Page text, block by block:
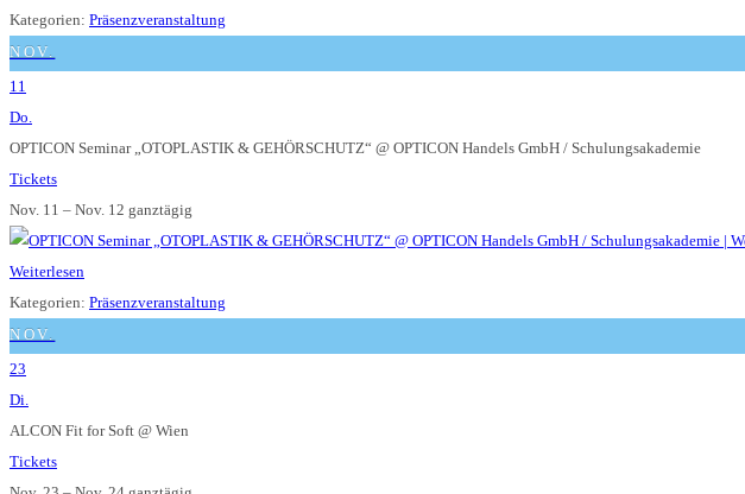
Kategorien: Präsenzveranstaltung
NOV.
11
Do.
OPTICON Seminar „OTOPLASTIK & GEHÖRSCHUTZ“ @ OPTICON Handels GmbH / Schulungsakademie
Tickets
Nov. 11 – Nov. 12 ganztägig
Weiterlesen
Kategorien: Präsenzveranstaltung
NOV.
23
Di.
ALCON Fit for Soft @ Wien
Tickets